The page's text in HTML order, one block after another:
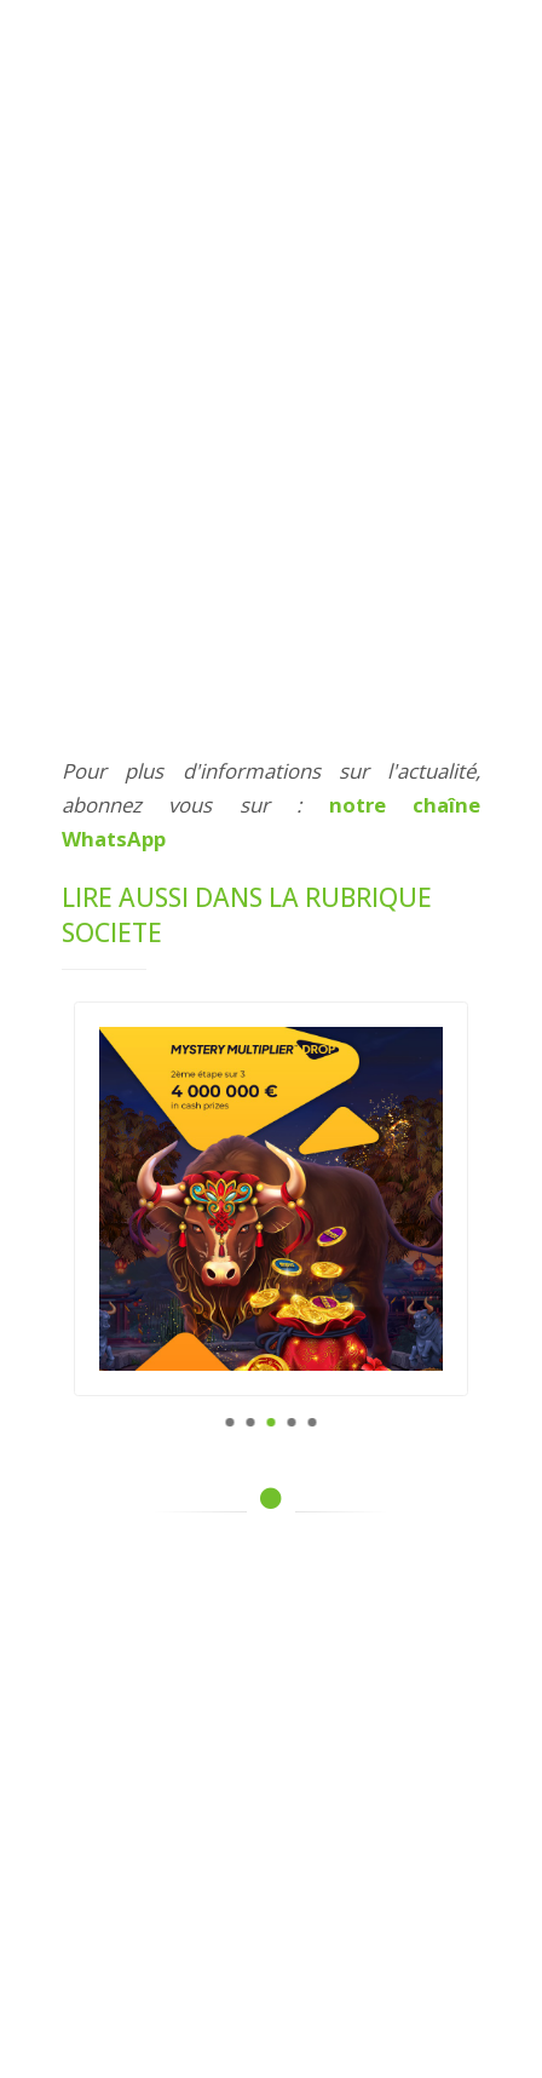
Pour plus d'informations sur l'actualité,
abonnez vous sur : notre chaîne
WhatsApp
LIRE AUSSI DANS LA RUBRIQUE
SOCIETE